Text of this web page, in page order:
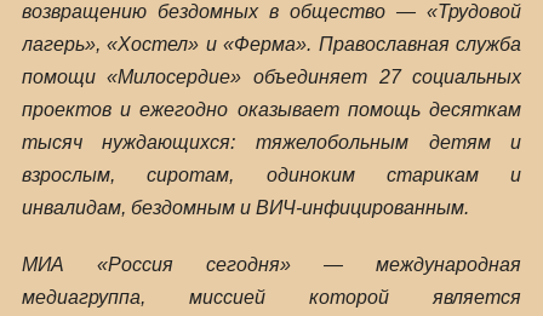
возвращению бездомных в общество — «Трудовой
лагерь», «Хостел» и «Ферма». Православная служба
помощи «Милосердие» объединяет 27 социальных
проектов и ежегодно оказывает помощь десяткам
тысяч нуждающихся: тяжелобольным детям и
взрослым, сиротам, одиноким старикам и
инвалидам, бездомным и ВИЧ-инфицированным.
МИА «Россия сегодня» — международная
медиагруппа, миссией которой является